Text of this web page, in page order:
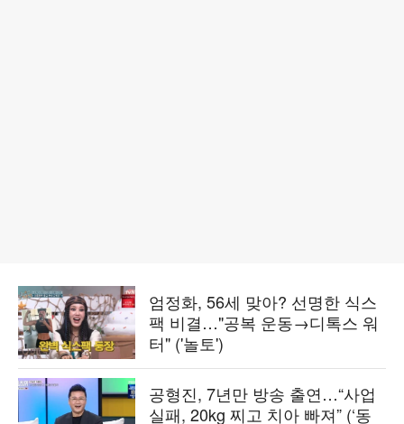
엄정화, 56세 맞아? 선명한 식스
팩 비결…"공복 운동→디톡스 워
터" ('놀토')
공형진, 7년만 방송 출연…“사업
실패, 20kg 찌고 치아 빠져” (‘동